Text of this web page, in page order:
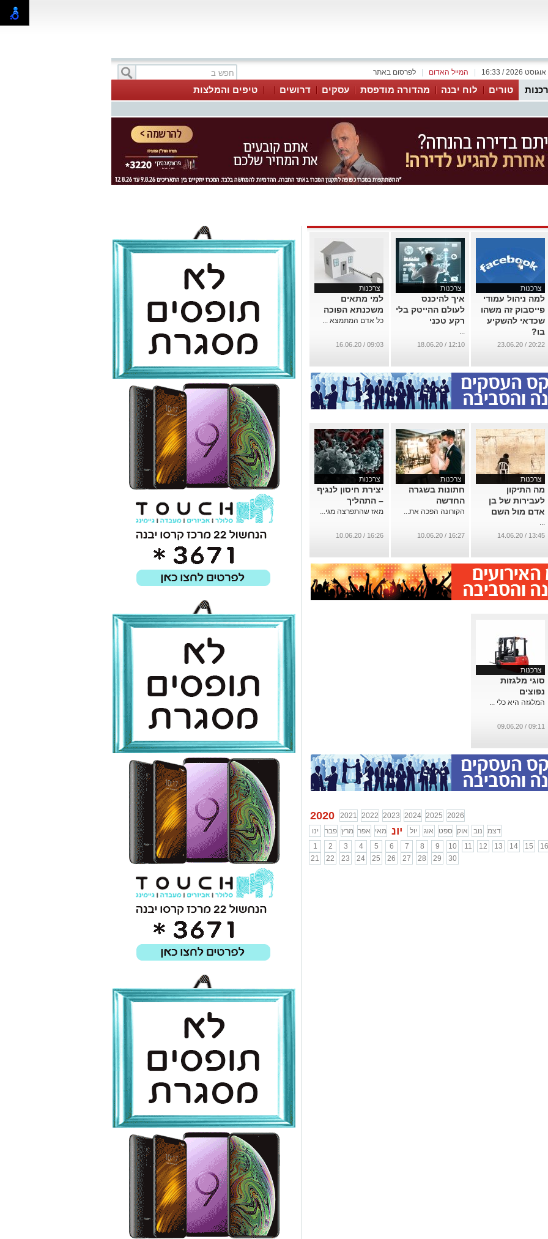
לפרסום באתר המייל האדום
טורים לוח יבנה מהדורה מודפסת עסקים דרושים טיפים והמלצות
צרכנות
למה ניהול עמודי
פייסבוק זה משהו
שכדאי להשקיע
בו?
...
20:22 / 23.06.20
צרכנות
איך להיכנס
לעולם ההייטק בלי
רקע טכני
...
12:10 / 18.06.20
צרכנות
למי מתאים
משכנתא הפוכה
כל אדם המתמצא ...
09:03 / 16.06.20
צרכנות
מה התיקון
לעבירות של בן
אדם מול השם
...
13:45 / 14.06.20
צרכנות
חתונות בשגרה
החדשה
הקורונה הפכה את...
16:27 / 10.06.20
צרכנות
יצירת חיסון לנגיף
– התהליך
מאז שהתפרצה מגי...
16:26 / 10.06.20
צרכנות
סוגי מלגזות
נפוצים
המלגזה היא כלי ...
09:11 / 09.06.20
2020 2021 2022 2023 2024 2025 2026
ינו
פבר מרץ אפר מאי יונ יול אוג ספט אוק נוב
דצמ
1
2 3 4 5 6 7 8 9 10 11 12 13 14 15 16
21
22 23 24 25 26 27 28 29 30